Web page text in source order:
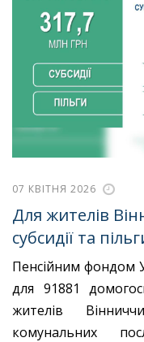
07 КВІТНЯ 2026
Для жителів
субсидії та
Пенсійним фондом
для 91881
жителів
комунальних